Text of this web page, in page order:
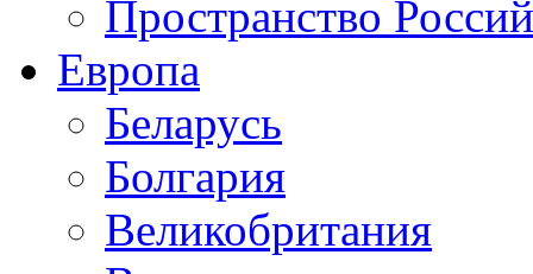
Пространство
Европа
Беларусь
Болгария
Великобритания